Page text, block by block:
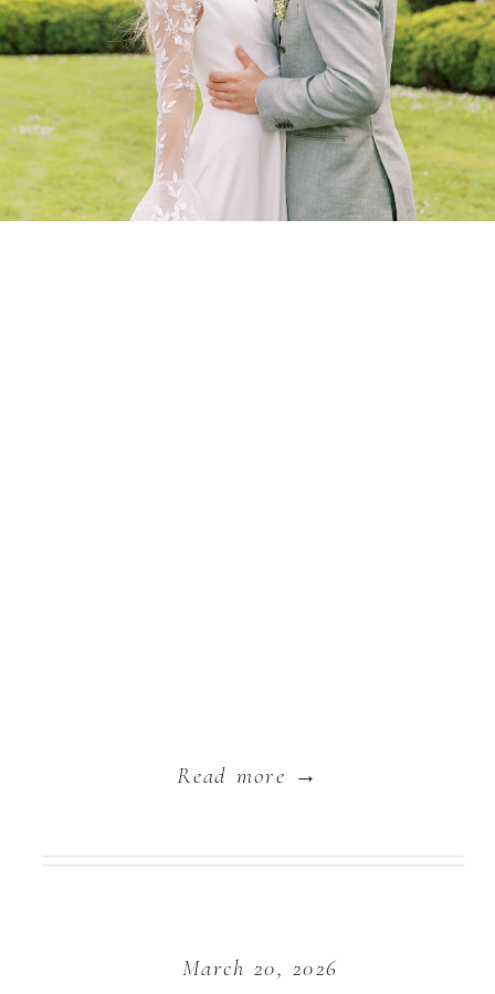
Read more →
mooi op elkaar afgestemd. De kleuren,
de bloemen, de styling… het klopte
gewoon. Niet omdat het perfect moest
zijn, maar omdat het helemaal bij hen
paste. […]
March 20, 2026